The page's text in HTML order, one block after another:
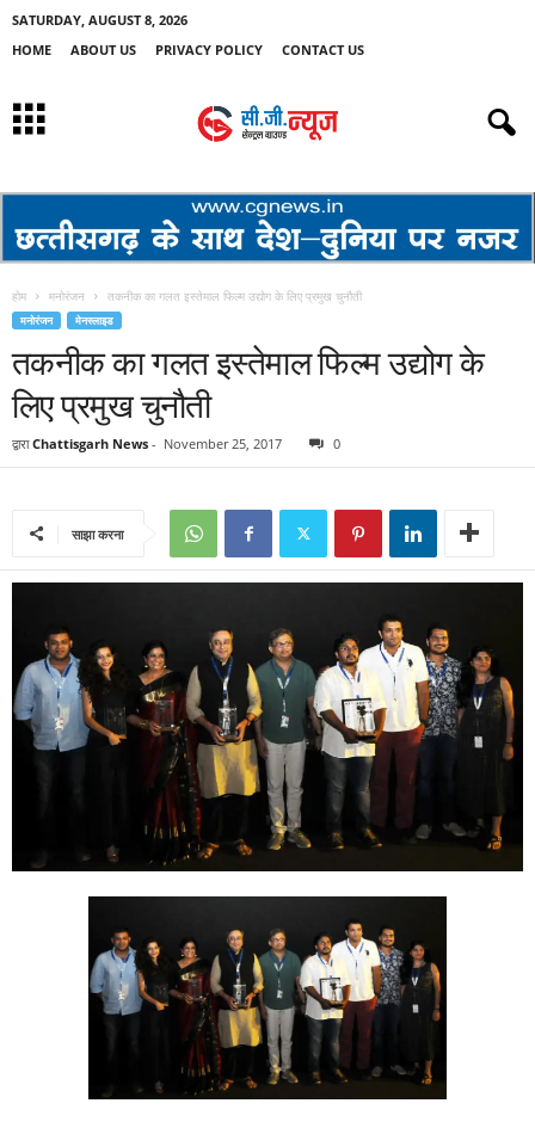
SATURDAY, AUGUST 8, 2026
HOME
ABOUT US PRIVACY POLICY CONTACT US
होम मनोरंजन तकनीक का गलत इस्तेमाल फिल्म उद्योग के लिए प्रमुख चुनौती
मनोरंजन मेनस्लाइड
तकनीक का गलत इस्तेमाल फिल्म उद्योग के
लिए प्रमुख चुनौती
द्वारा Chattisgarh News - November 25, 2017 0
साझा करना